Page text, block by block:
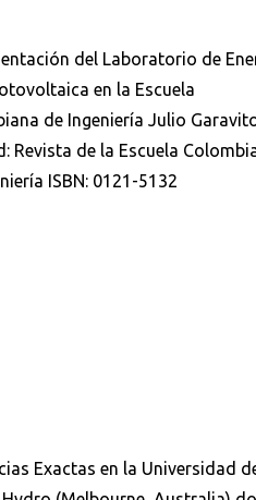
del Laboratorio de
en la Escuela
de Ingeniería Julio
Revista de la Escuela
ISBN: 0121-5132
Exactas en la Universidad
Buscar en: *